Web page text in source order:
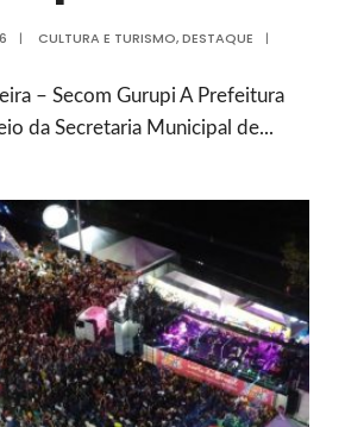
| CULTURA E TURISMO,DESTAQUE
|
– Secom Gurupi A Prefeitura
da Secretaria Municipal de...